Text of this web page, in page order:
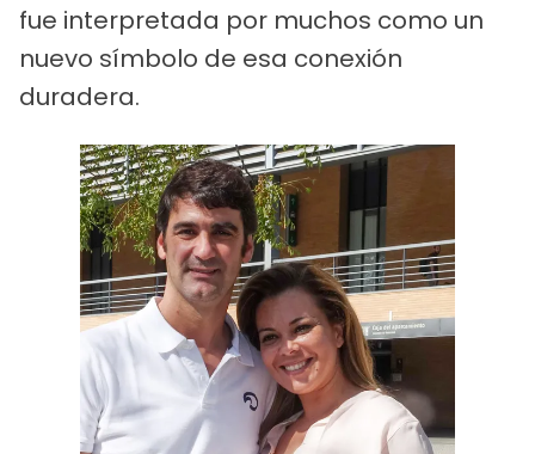
fue interpretada por muchos como un
nuevo símbolo de esa conexión
duradera.